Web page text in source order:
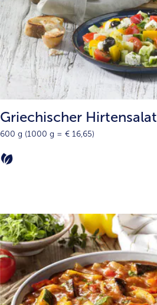
Griechischer Hirtensalat
600 g (1000 g = € 16,65)